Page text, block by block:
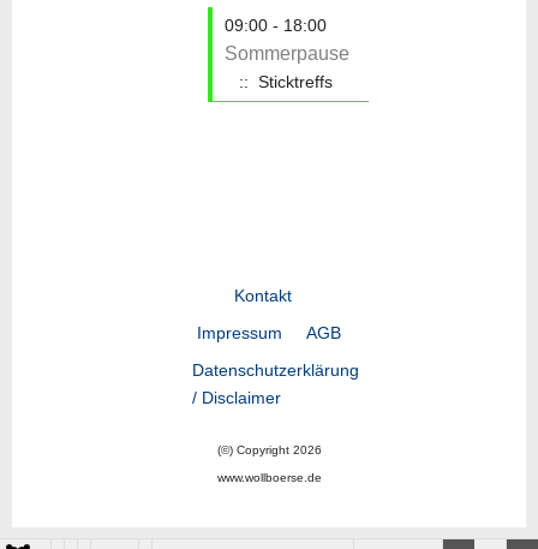
09:00 - 18:00
Sommerpause
:: Sticktreffs
Kontakt
Impressum
AGB
Datenschutzerklärung
/ Disclaimer
(©) Copyright 2026
www.wollboerse.de